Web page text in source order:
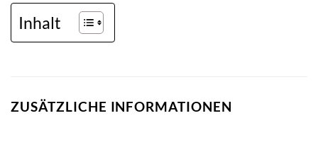
Inhalt
ZUSÄTZLICHE INFORMATIONEN